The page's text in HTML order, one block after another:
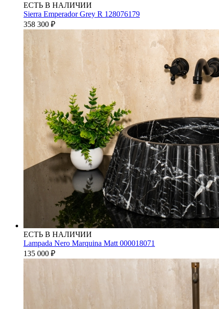
ЕСТЬ В НАЛИЧИИ
Sierra Emperador Grey R 128076179
358 300 ₽
ЕСТЬ В НАЛИЧИИ
Lampada Nero Marquina Matt 000018071
135 000 ₽